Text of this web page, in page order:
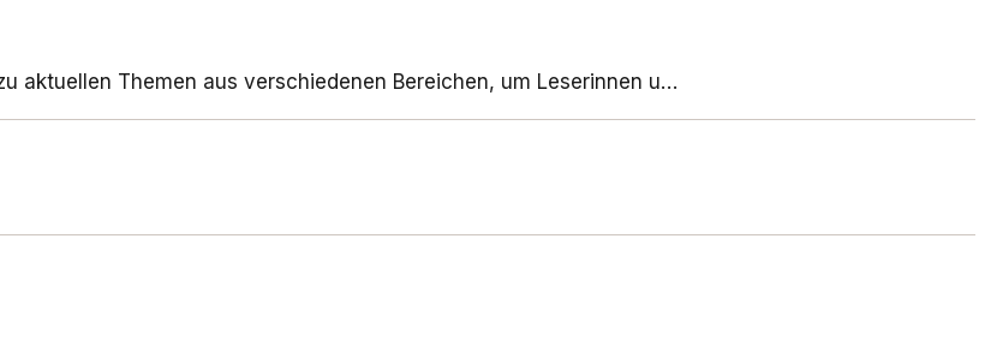
Themen aus verschiedenen Bereichen, um Leserinnen u…